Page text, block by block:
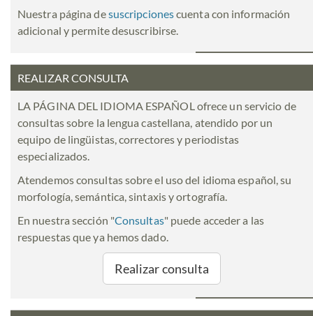
Nuestra página desuscripcionescuenta con información
adicional y permite desuscribirse.
REALIZAR CONSULTA
LA PÁGINA DEL IDIOMA ESPAÑOL ofrece un servicio de
consultas sobre la lengua castellana, atendido por un
equipo de lingüistas, correctores y periodistas
especializados.
Atendemos consultas sobre el uso del idioma español, su
morfología, semántica, sintaxis y ortografía.
En nuestra sección "Consultas" puede acceder a las
respuestas que ya hemos dado.
Realizar consulta